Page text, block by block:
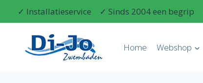
Doorgaan✓ Installatieservice ✓ Sinds 2004 een begrip
Home Webshop